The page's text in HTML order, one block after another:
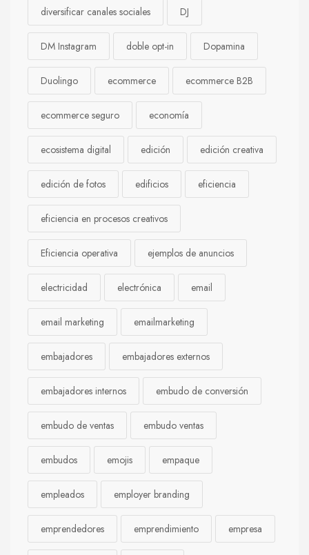
diversificar canales sociales DJ
DM Instagram doble opt-in Dopamina
Duolingo ecommerce ecommerce B2B
ecommerce seguro economía
ecosistema digital edición edición creativa
edición de fotos edificios eficiencia
eficiencia en procesos creativos
Eficiencia operativa ejemplos de anuncios
electricidad electrónica email
email marketing emailmarketing
embajadores embajadores externos
embajadores internos embudo de conversión
embudo de ventas embudo ventas
embudos emojis empaque
empleados employer branding
emprendedores emprendimiento empresa